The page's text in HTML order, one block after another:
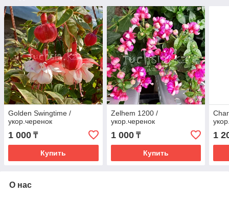
Golden Swingtime /
укор.черенок
1 000 ₸
Купить
Zelhem 1200 /
укор.черенок
1 000₸
Купить
1
О нас